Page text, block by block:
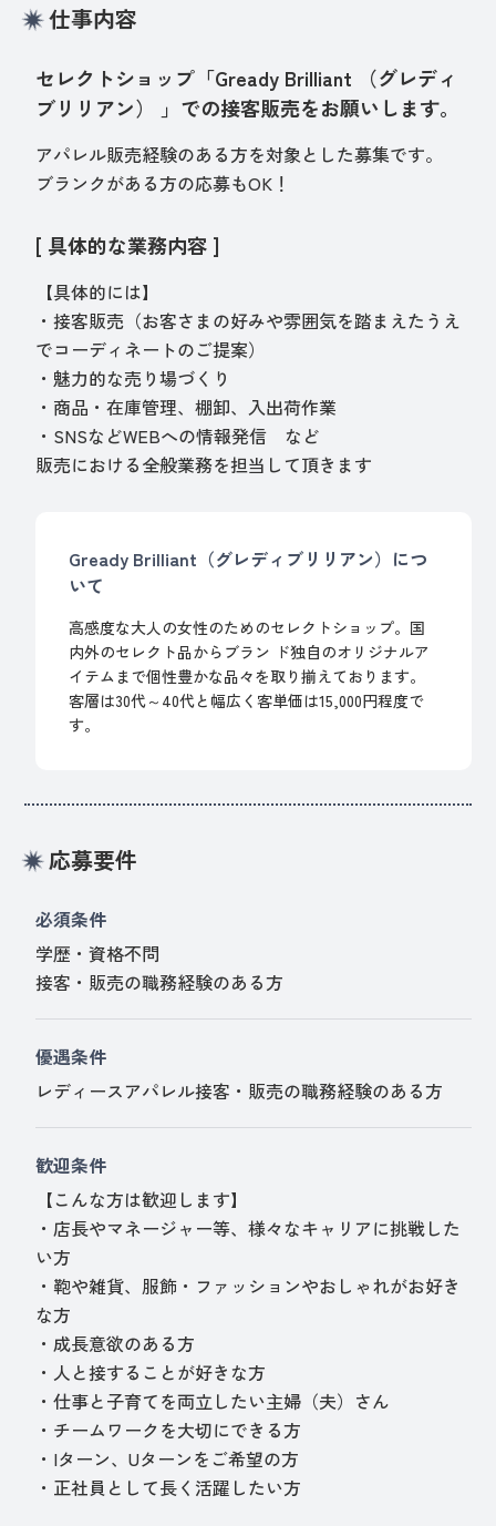
仕事内容
セレクトショップ「Gready Brilliant （グレディ
ブリリアン） 」での接客販売をお願いします。
アパレル販売経験のある方を対象とした募集です。
ブランクがある方の応募もOK！
[ 具体的な業務内容 ]
【具体的には】
・接客販売（お客さまの好みや雰囲気を踏まえたうえ
でコーディネートのご提案）
・魅力的な売り場づくり
・商品・在庫管理、棚卸、入出荷作業
・SNSなどWEBへの情報発信 など
販売における全般業務を担当して頂きます
Gready Brilliant（グレディブリリアン）につ
いて
高感度な大人の女性のためのセレクトショップ。国
内外のセレクト品からブラン ド独自のオリジナルア
イテムまで個性豊かな品々を取り揃えております。
客層は30代～40代と幅広く客単価は15,000円程度で
す。
応募要件
必須条件
学歴・資格不問
接客・販売の職務経験のある方
優遇条件
レディースアパレル接客・販売の職務経験のある方
歓迎条件
【こんな方は歓迎します】
・店長やマネージャー等、様々なキャリアに挑戦した
い方
・鞄や雑貨、服飾・ファッションやおしゃれがお好き
な方
・成長意欲のある方
・人と接することが好きな方
・仕事と子育てを両立したい主婦（夫）さん
・チームワークを大切にできる方
・Iターン、Uターンをご希望の方
・正社員として長く活躍したい方